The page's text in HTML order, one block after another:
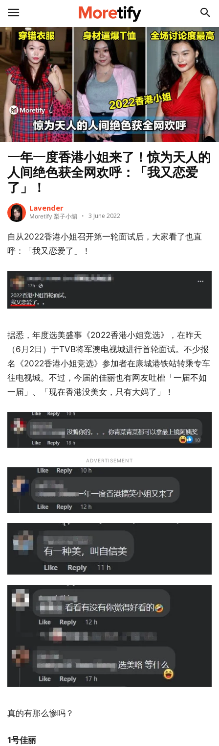
一年一度香港小姐来了！惊为天人的
人间绝色获全网欢呼：「我又恋爱
了」！
Lavender
Moretify 梨子小编 3 June 2022
自从2022香港小姐召开第一轮面试后，大家看了也直
呼：「我又恋爱了」！
据悉，年度选美盛事《2022香港小姐竞选》，在昨天
（6月2日）于TVB将军澳电视城进行首轮面试。不少报
名《2022香港小姐竞选》参加者在康城港铁站转乘专车
往电视城。不过，今届的佳丽也有网友吐槽「一届不如
一届」、「现在香港没美女，只有大妈了」！
ADVERTISEMENT
真的有那么惨吗？
1号佳丽